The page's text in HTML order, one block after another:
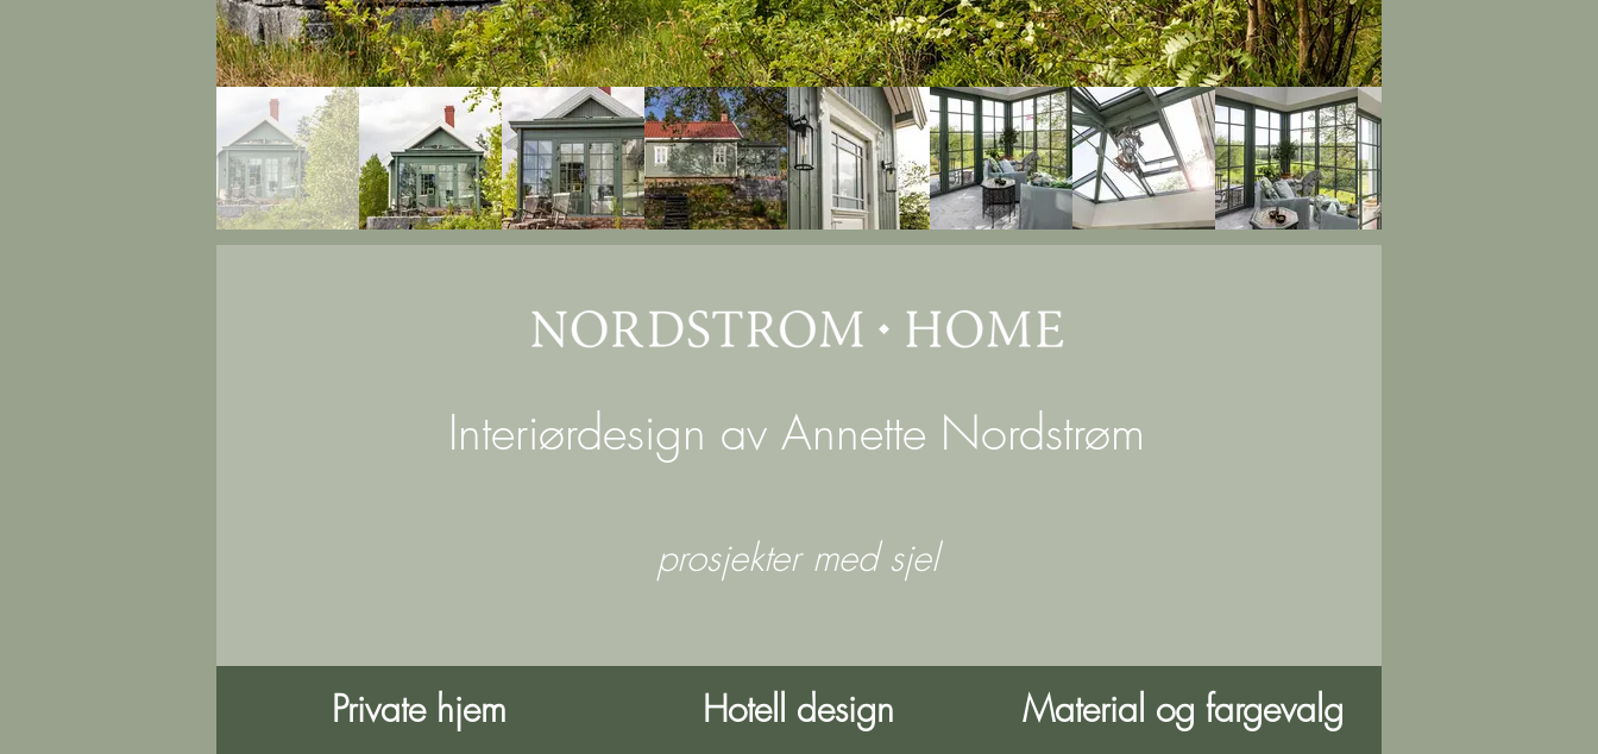
Interiørdesign av Annette Nordstrøm
prosjekter med sjel
Private hjem Hotell design Material og fargevalg